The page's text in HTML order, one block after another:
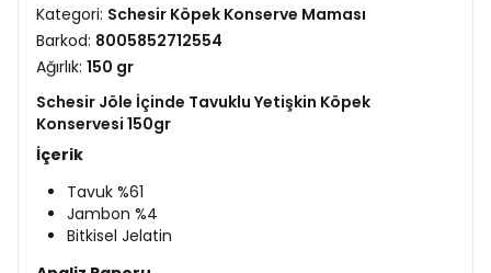
Kategori: Schesir Köpek Konserve Maması
Barkod: 8005852712554
Ağırlık: 150 gr
Schesir Jöle İçinde Tavuklu Yetişkin Köpek
Konservesi 150gr
İçerik
Tavuk %61
Jambon %4
Bitkisel Jelatin